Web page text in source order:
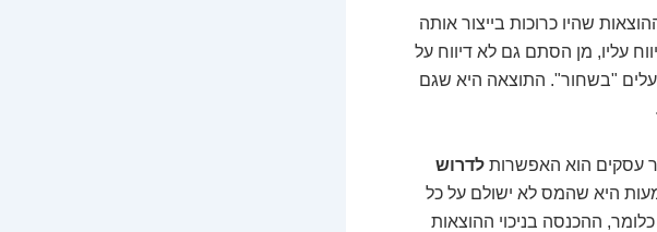
שהיו כרוכות בייצור אותה
עליו, מן הסתם גם לא דיווח על
"בשחור". התוצאה היא שגם
עסקים הוא האפשרות לדרוש
היא שהמס לא ישולם על כל
ההכנסה בניכוי ההוצאות